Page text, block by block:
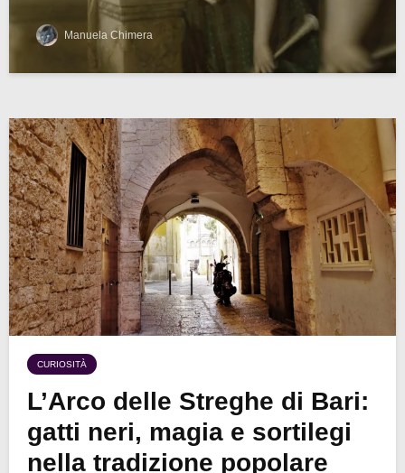
Manuela Chimera
CURIOSITÀ
L’Arco delle Streghe di Bari:
gatti neri, magia e sortilegi
nella tradizione popolare